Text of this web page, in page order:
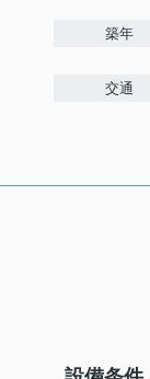
築年
交通